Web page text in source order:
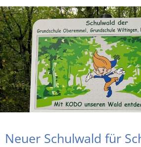
Neuer Schulwald für